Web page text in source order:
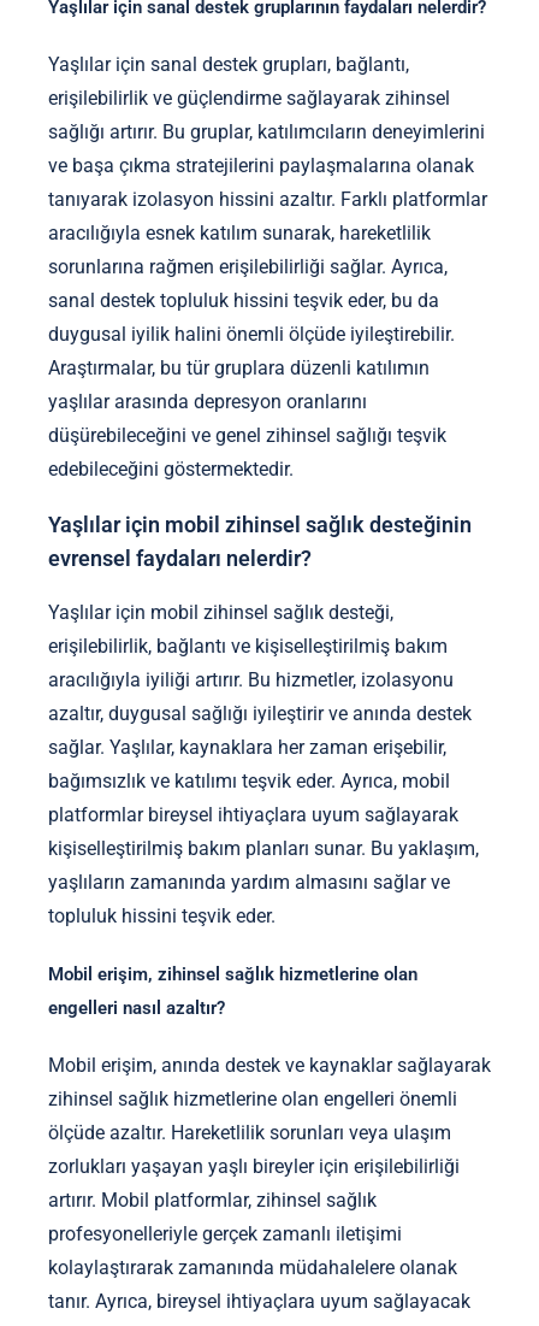
Yaşlılar için sanal destek gruplarının faydaları nelerdir?
Yaşlılar için sanal destek grupları, bağlantı,
erişilebilirlik ve güçlendirme sağlayarak zihinsel
sağlığı artırır. Bu gruplar, katılımcıların deneyimlerini
ve başa çıkma stratejilerini paylaşmalarına olanak
tanıyarak izolasyon hissini azaltır. Farklı platformlar
aracılığıyla esnek katılım sunarak, hareketlilik
sorunlarına rağmen erişilebilirliği sağlar. Ayrıca,
sanal destek topluluk hissini teşvik eder, bu da
duygusal iyilik halini önemli ölçüde iyileştirebilir.
Araştırmalar, bu tür gruplara düzenli katılımın
yaşlılar arasında depresyon oranlarını
düşürebileceğini ve genel zihinsel sağlığı teşvik
edebileceğini göstermektedir.
Yaşlılar için mobil zihinsel sağlık desteğinin
evrensel faydaları nelerdir?
Yaşlılar için mobil zihinsel sağlık desteği,
erişilebilirlik, bağlantı ve kişiselleştirilmiş bakım
aracılığıyla iyiliği artırır. Bu hizmetler, izolasyonu
azaltır, duygusal sağlığı iyileştirir ve anında destek
sağlar. Yaşlılar, kaynaklara her zaman erişebilir,
bağımsızlık ve katılımı teşvik eder. Ayrıca, mobil
platformlar bireysel ihtiyaçlara uyum sağlayarak
kişiselleştirilmiş bakım planları sunar. Bu yaklaşım,
yaşlıların zamanında yardım almasını sağlar ve
topluluk hissini teşvik eder.
Mobil erişim, zihinsel sağlık hizmetlerine olan
engelleri nasıl azaltır?
Mobil erişim, anında destek ve kaynaklar sağlayarak
zihinsel sağlık hizmetlerine olan engelleri önemli
ölçüde azaltır. Hareketlilik sorunları veya ulaşım
zorlukları yaşayan yaşlı bireyler için erişilebilirliği
artırır. Mobil platformlar, zihinsel sağlık
profesyonelleriyle gerçek zamanlı iletişimi
kolaylaştırarak zamanında müdahalelere olanak
tanır. Ayrıca, bireysel ihtiyaçlara uyum sağlayacak